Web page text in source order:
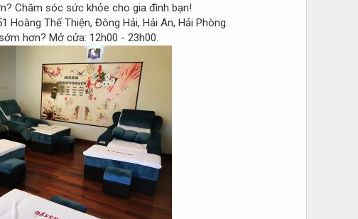
Chăm sóc sức khỏe cho gia đình bạn!
Hoàng Thế Thiện, Đông Hải, Hải An, Hải Phòng.
Mở cửa: 12h00 - 23h00.